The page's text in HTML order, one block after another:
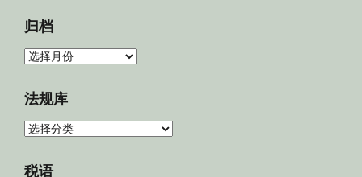
归档
归
法规库
法
库
税语